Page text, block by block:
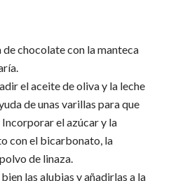
chocolate con la manteca
el aceite de oliva y la leche
de unas varillas para que
el azúcar y la
con el bicarbonato, la
de linaza.
las alubias y añadirlas a la